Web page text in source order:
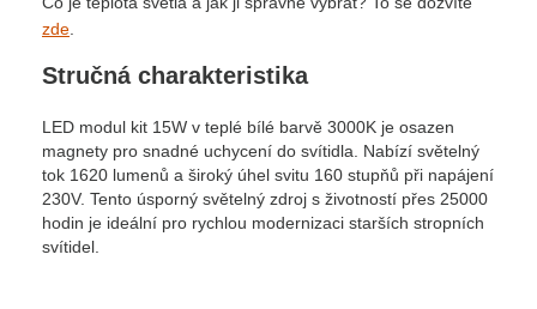
zde
Stručná charakteristika
LED modul kit 15W v teplé bílé barvě 3000K je osazen
magnety pro snadné uchycení do svítidla. Nabízí světelný
tok 1620 lumenů a široký úhel svitu 160 stupňů při napájení
230V. Tento úsporný světelný zdroj s životností přes 25000
hodin je ideální pro rychlou modernizaci starších stropních
svítidel.